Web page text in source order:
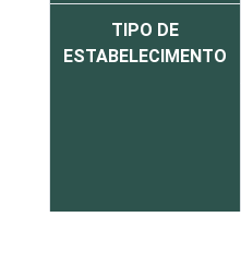
TIPO DE
ESTABELECIMENTO